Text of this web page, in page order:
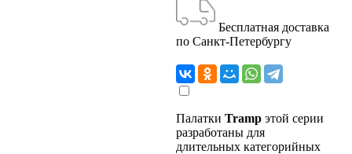
Бесплатная доставка
по Санкт-Петербургу
Палатки Tramp этой серии
разработаны для
длительных категорийных